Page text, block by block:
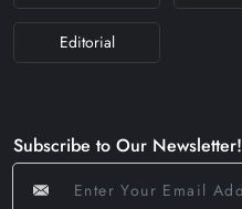
Editorial
Subscribe to Our Newsletter!